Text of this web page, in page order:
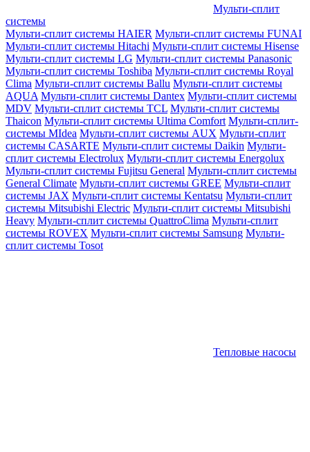
Мульти-сплит
системы
Мульти-сплит системы HAIER Мульти-сплит системы FUNAI
Мульти-сплит системы Hitachi Мульти-сплит системы Hisense
Мульти-сплит системы LG Мульти-сплит системы Panasonic
Мульти-сплит системы Toshiba Мульти-сплит системы Royal
Clima Мульти-сплит системы Ballu Мульти-сплит системы
AQUA Мульти-сплит системы Dantex Мульти-сплит системы
MDV Мульти-сплит системы TCL Мульти-сплит системы
Thaicon Мульти-сплит системы Ultima Comfort Мульти-сплит-
системы MIdea Мульти-сплит системы AUX Мульти-сплит
системы CASARTE Мульти-сплит системы Daikin Мульти-
сплит системы Electrolux Мульти-сплит системы Energolux
Мульти-сплит системы Fujitsu General Мульти-сплит системы
General Climate Мульти-сплит системы GREE Мульти-сплит
системы JAX Мульти-сплит системы Kentatsu Мульти-сплит
системы Mitsubishi Electric Мульти-сплит системы Mitsubishi
Heavy Мульти-сплит системы QuattroClima Мульти-сплит
системы ROVEX Мульти-сплит системы Samsung Мульти-
сплит системы Tosot
Тепловые насосы